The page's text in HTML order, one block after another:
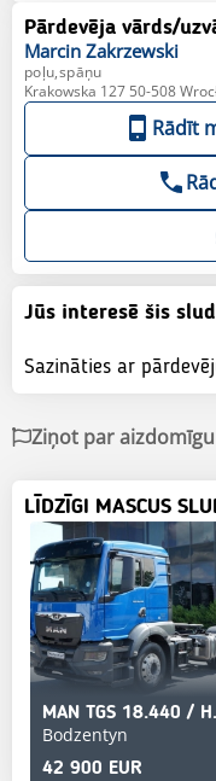
Pārdevēja vārds/
Marcin Zakrzewski
poļu,spāņu
Krakowska 127 50-508
Rādīt
Jūs interesē šis
Sazināties ar
Ziņot par
LĪDZĪGI MASCUS
MAN
Bodzentyn
42 900 EUR